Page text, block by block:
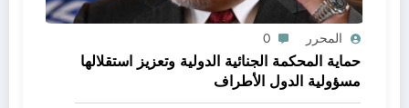
المحرر 0
حماية المحكمة الجنائية الدولية وتعزيز استقلالها
مسؤولية الدول الأطراف